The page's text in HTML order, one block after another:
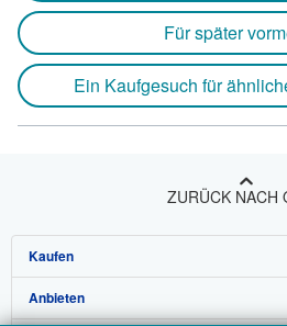
Für später
Ein Kaufgesuch für
ZURÜCK NACH
Kaufen
Detailsuche
Anbieten